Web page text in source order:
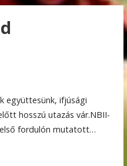
együttesünk, ifjúsági
hosszú utazás vár.NBII-
első fordulón mutatott…